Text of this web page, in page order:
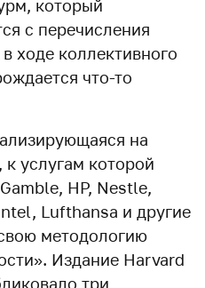
который
с перечисления
ходе коллективного
что-то
на
услугам которой
HP, Nestle,
Lufthansa и другие
методологию
Издание Harvard
три